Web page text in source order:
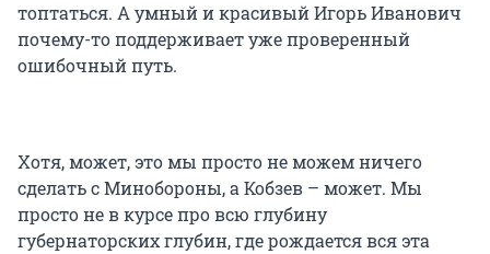
топтаться. А умный и красивый Игорь Иванович
почему-то поддерживает уже проверенный
ошибочный путь.
Хотя, может, это мы просто не можем ничего
сделать с Минобороны, а Кобзев – может. Мы
просто не в курсе про всю глубину
губернаторских глубин, где рождается вся эта